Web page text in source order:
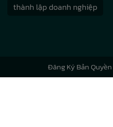
thành lập doanh nghiệp
Đăng Ký Bản Quyền